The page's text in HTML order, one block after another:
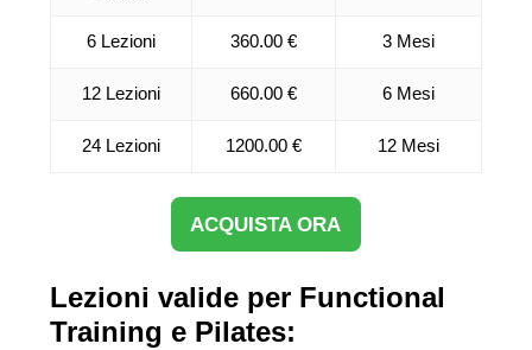
6 Lezioni 360.00 € 3 Mesi
12 Lezioni 660.00 € 6 Mesi
24 Lezioni 1200.00 € 12 Mesi
ACQUISTA ORA
Lezioni valide per Functional
Training e Pilates: